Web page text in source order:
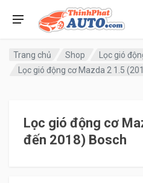
Trang chủ Shop
Lọc gió
Lọc gió động cơ Mazda 2 1.5
Lọc gió động cơ
đến 2018) Bosch